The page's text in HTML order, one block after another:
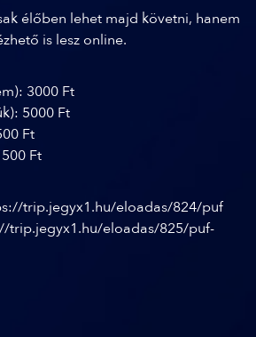
élőben lehet majd követni, hanem
is lesz online.
3000 Ft
5000 Ft
Ft
Ft
trip.jegyx1.hu/eloadas/824/puf
trip.jegyx1.hu/eloadas/825/puf-